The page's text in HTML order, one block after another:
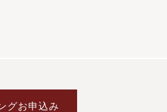
グお申込み